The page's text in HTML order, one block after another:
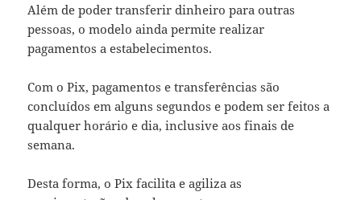
Além de poder transferir dinheiro para outras
pessoas, o modelo ainda permite realizar
pagamentos a estabelecimentos.
Com o Pix, pagamentos e transferências são
concluídos em alguns segundos e podem ser feitos a
qualquer horário e dia, inclusive aos finais de
semana.
Desta forma, o Pix facilita e agiliza as